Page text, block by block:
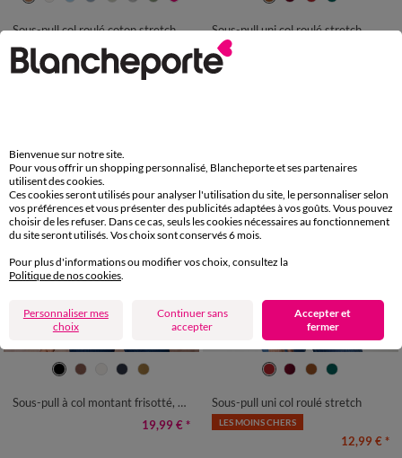
Sous-pull col roulé coton stretch uni
19,99 € *
Sous-pull uni col roulé stretch
LES MOINS CHERS
34/36 38/40 42/44 46/48
Sous-pull à col montant frisotté, uni
19,99 € *
38/40 42/44
Sous-pull uni col roulé stretch
LES MOINS CHERS
12,99 € *
Bienvenue sur notre site.
Pour vous offrir un shopping personnalisé, Blancheporte et ses partenaires
utilisent des cookies.
Ces cookies seront utilisés pour analyser l'utilisation du site, le personnaliser selon
vos préférences et vous présenter des publicités adaptées à vos goûts. Vous pouvez
choisir de les refuser. Dans ce cas, seuls les cookies nécessaires au fonctionnement
du site seront utilisés. Vos choix sont conservés 6 mois.
Pour plus d'informations ou modifier vos choix, consultez la
Politique de nos cookies
Personnaliser mes
choix
Continuer sans
accepter
Accepter et
fermer